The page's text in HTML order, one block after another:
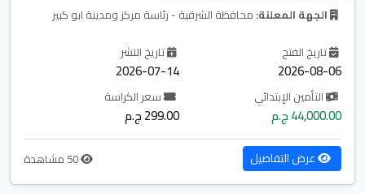
الجهة المعلنة: محافظة الشرقية - رئاسة مركز ومدينة ابو كبير
تاريخ الفتح
2026-08-06
تاريخ النشر
2026-07-14
التأمين الإبتدائي
44,000.00 ج.م
سعر الكراسة
299.00 ج.م
عرض التفاصيل